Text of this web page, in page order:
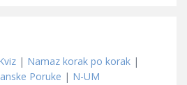
| Namaz korak po korak |
Poruke | N-UM